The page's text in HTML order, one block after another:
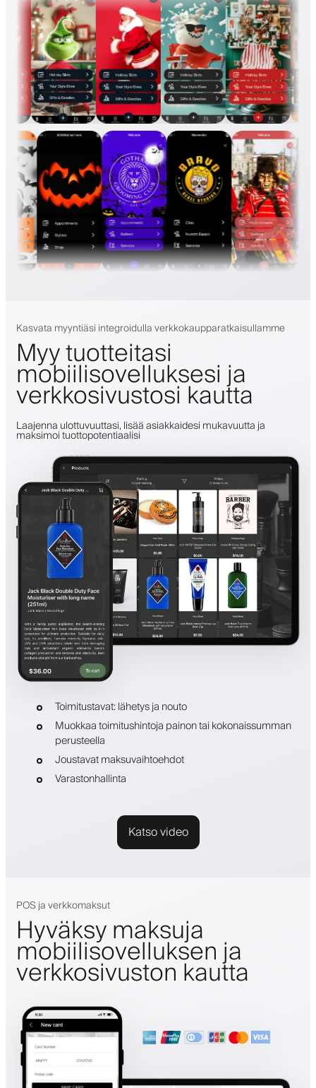
Kasvata myyntiäsi integroidulla verkkokaupparatkaisullamme
Myy tuotteitasi
mobiilisovelluksesi ja
verkkosivustosi kautta
Laajenna ulottuvuuttasi, lisää asiakkaidesi mukavuutta ja
maksimoi tuottopotentiaalisi
Toimitustavat: lähetys ja nouto
Muokkaa toimitushintoja painon tai kokonaissumman
perusteella
Joustavat maksuvaihtoehdot
Varastonhallinta
Katso video
POS ja verkkomaksut
Hyväksy maksuja
mobiilisovelluksen ja
verkkosivuston kautta